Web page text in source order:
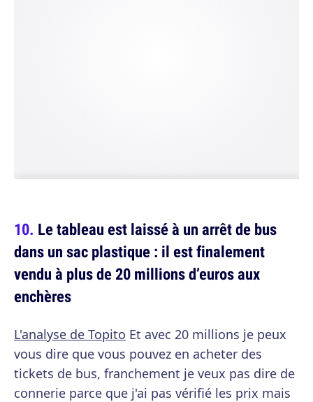
Le tableau est laissé à un arrêt de bus
dans un sac plastique : il est finalement
vendu à plus de 20 millions d’euros aux
enchères
L'analyse de Topito Et avec 20 millions je peux
vous dire que vous pouvez en acheter des
tickets de bus, franchement je veux pas dire de
connerie parce que j'ai pas vérifié les prix mais